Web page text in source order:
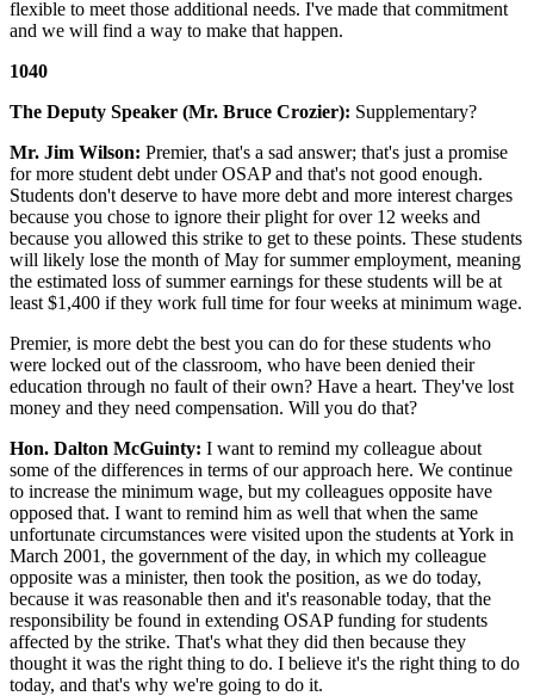
flexible to meet those additional needs. I've made that commitment
and we will find a way to make that happen.
1040
The Deputy Speaker (Mr. Bruce Crozier): Supplementary?
Mr. Jim Wilson: Premier, that's a sad answer; that's just a promise
for more student debt under OSAP and that's not good enough.
Students don't deserve to have more debt and more interest charges
because you chose to ignore their plight for over 12 weeks and
because you allowed this strike to get to these points. These students
will likely lose the month of May for summer employment, meaning
the estimated loss of summer earnings for these students will be at
least $1,400 if they work full time for four weeks at minimum wage.
Premier, is more debt the best you can do for these students who
were locked out of the classroom, who have been denied their
education through no fault of their own? Have a heart. They've lost
money and they need compensation. Will you do that?
Hon. Dalton McGuinty: I want to remind my colleague about
some of the differences in terms of our approach here. We continue
to increase the minimum wage, but my colleagues opposite have
opposed that. I want to remind him as well that when the same
unfortunate circumstances were visited upon the students at York in
March 2001, the government of the day, in which my colleague
opposite was a minister, then took the position, as we do today,
because it was reasonable then and it's reasonable today, that the
responsibility be found in extending OSAP funding for students
affected by the strike. That's what they did then because they
thought it was the right thing to do. I believe it's the right thing to do
today, and that's why we're going to do it.